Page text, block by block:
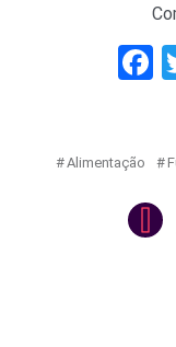
Alimentação